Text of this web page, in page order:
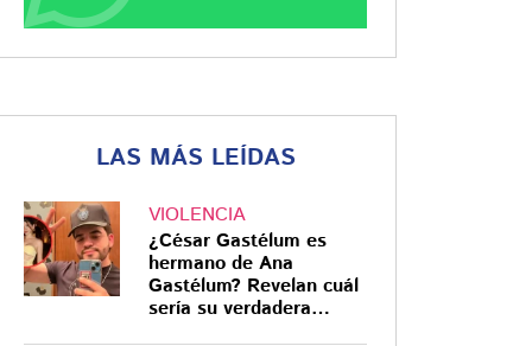
LAS MÁS LEÍDAS
VIOLENCIA
¿César Gastélum es
hermano de Ana
Gastélum? Revelan cuál
sería su verdadera